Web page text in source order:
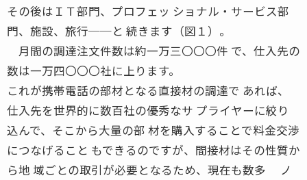
その後はＩＴ部門、プロフェッ ショナル・サービス部
門、施設、旅行──と 続きます（図１）。
月間の調達注文件数は約一万三〇〇〇件 で、仕入先の
数は一万四〇〇〇社に上ります。
これが携帯電話の部材となる直接材の調達で あれば、
仕入先を世界的に数百社の優秀なサ プライヤーに絞り
込んで、そこから大量の部 材を購入することで料金交渉
につなげること もできるのですが、間接材はその性質か
ら地 域ごとの取引が必要となるため、現在も数多 ノ